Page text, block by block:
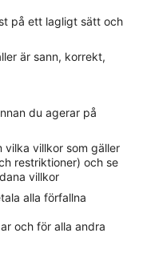
på ett lagligt sätt och
är sann, korrekt,
du agerar på
vilka villkor som gäller
restriktioner) och se
villkor
alla förfallna
och för alla andra